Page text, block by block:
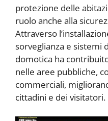
protezione delle
ruolo anche alla
Attraverso
sorveglianza e sistemi
domotica ha
nelle aree pubbliche,
commerciali,
cittadini e dei visitatori.